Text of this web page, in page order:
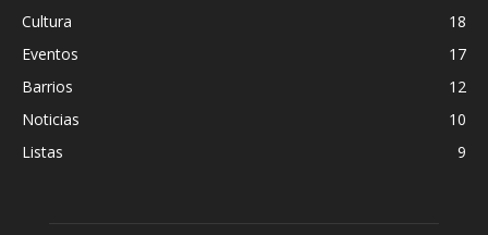
Cultura
18
Eventos
17
Barrios
12
Noticias
10
Listas
9